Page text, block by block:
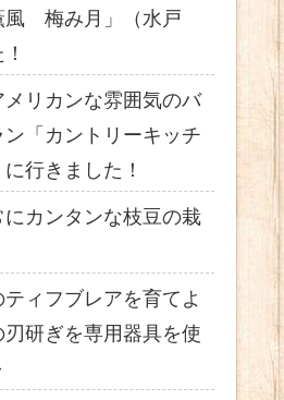
風 梅み月」（水戸
メリカンな雰囲気のバ
「カントリーキッチ
行きました！
にカンタンな枝豆の栽
ティフブレアを育てよ
研ぎを専用器具を使